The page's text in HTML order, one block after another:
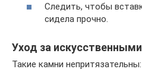
Следить, чтобы
сидела прочно.
Уход за
Такие камни